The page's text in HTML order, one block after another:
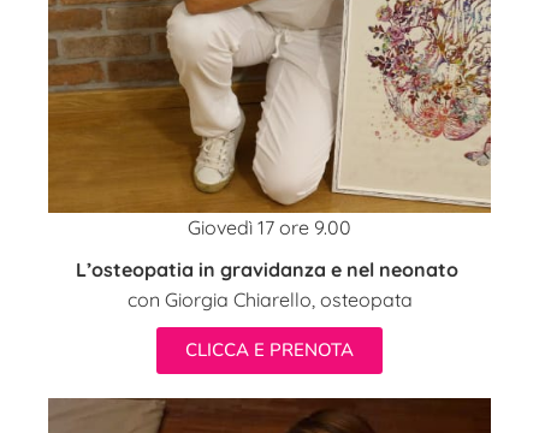
Giovedì 17 ore 9.00
L’osteopatia in gravidanza e nel neonato
con Giorgia Chiarello, osteopata
CLICCA E PRENOTA